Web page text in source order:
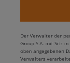
Der Verwalter der
Group S.A. mit Sitz
oben angegebenen
Verwalters